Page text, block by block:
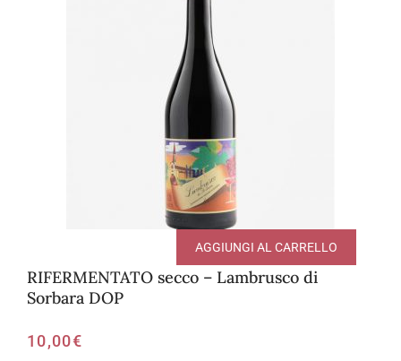
RIFERMENTATO secco – Lambrusco di
Sorbara DOP
10,00€
AGGIUNGI AL CARRELLO